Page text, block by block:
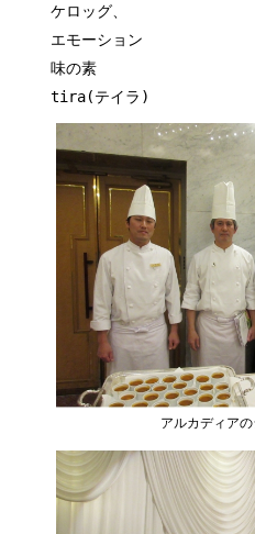
ケロッグ、
エモーション
味の素
tira(テイラ)
アルカディア